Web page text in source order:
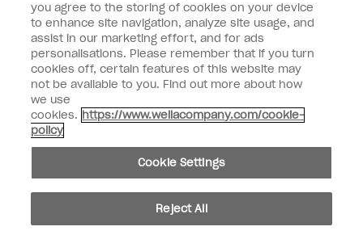
個人情報の取り扱い
facebookinstagram
個人情報を共有または販売しないでください
© Copyright 2024, Wella Operations US LLC, 無断複写・転載を禁じます。
you agree to the storing of cookies on your device
to enhance site navigation, analyze site usage, and
assist in our marketing effort, and for ads
personalisations. Please remember that if you turn
cookies off, certain features of this website may
not be available to you. Find out more about how
we use
cookies. https://www.wellacompany.com/cookie-
policy
Cookie Settings
Reject All